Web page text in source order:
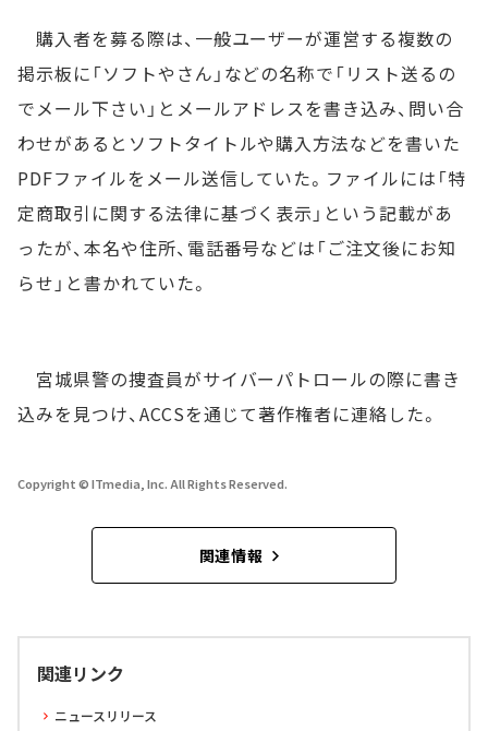
購入者を募る際は、一般ユーザーが運営する複数の
掲示板に「ソフトやさん」などの名称で「リスト送るの
でメール下さい」とメールアドレスを書き込み、問い合
わせがあるとソフトタイトルや購入方法などを書いた
PDFファイルをメール送信していた。ファイルには「特
定商取引に関する法律に基づく表示」という記載があ
ったが、本名や住所、電話番号などは「ご注文後にお知
らせ」と書かれていた。
宮城県警の捜査員がサイバーパトロールの際に書き
込みを見つけ、ACCSを通じて著作権者に連絡した。
Copyright © ITmedia, Inc. All Rights Reserved.
関連情報
関連リンク
ニュースリリース